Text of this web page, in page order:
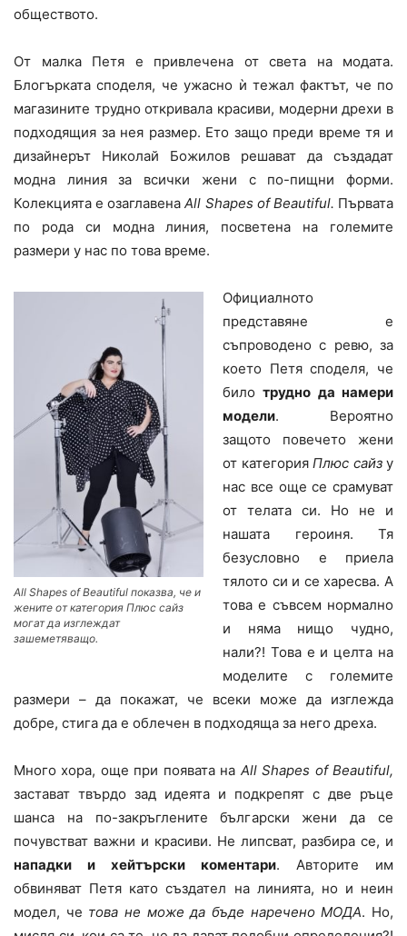
обществото.
От малка Петя е привлечена от света на модата.
Блогърката споделя, че ужасно ѝ тежал фактът, че по
магазините трудно откривала красиви, модерни дрехи в
подходящия за нея размер. Ето защо преди време тя и
дизайнерът Николай Божилов решават да създадат
модна линия за всички жени с по-пищни форми.
Колекцията е озаглавенаAll Shapes of Beautiful. Първата
по рода си модна линия, посветена на големите
размери у нас по това време.
All Shapes of Beautiful показва, че и
жените от категория Плюс сайз
могат да изглеждат
зашеметяващо.
Официалното
представяне е
съпроводено с ревю, за
което Петя споделя, че
билотрудно да намери
модели. Вероятно
защото повечето жени
от категория Плюс сайзу
нас все още се срамуват
от телата си. Но не и
нашата героиня. Тя
безусловно е приела
тялото си и се харесва. А
това е съвсем нормално
и няма нищо чудно,
нали?! Това е и целта на
моделите с големите
размери – да покажат, че всеки може да изглежда
добре, стига да е облечен в подходяща за него дреха.
Много хора, още при появата на All Shapes of Beautiful,
застават твърдо зад идеята и подкрепят с две ръце
шанса на по-закръглените български жени да се
почувстват важни и красиви. Не липсват, разбира се, и
нападки и хейтърски коментари. Авторите им
обвиняват Петя като създател на линията, но и неин
модел, че това не може да бъде наречено МОДА. Но,